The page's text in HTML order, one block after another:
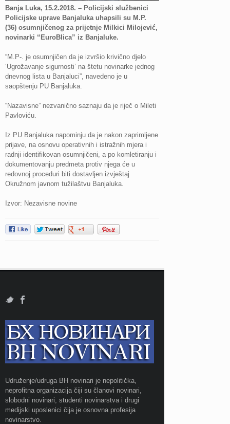
Banja Luka, 15.2.2018. – Policijski službenici
Policijske uprave Banjaluka uhapsili su M.P.
(36) osumnjičenog za prijetnje Milkici Milojević,
novinarki “EuroBlica” iz Banjaluke.
“M.P-. je osumnjičen da je izvršio krivično djelo
‘Ugrožavanje sigurnosti’ na štetu novinarke jednog
dnevnog lista u Banjaluci”, navedeno je u
saopštenju PU Banjaluka.
“Nazavisne” nezvanično saznaju da je riječ o Mileti
Pavloviću.
Iz PU Banjaluka napominju da je nakon zaprimljene
prijave, na osnovu operativnih i istražnih mjera i
radnji identifikovan osumnjičeni, a po komletiranju i
dokumentovanju predmeta protiv njega će u
redovnoj proceduri biti dostavljen izvještaj
Okružnom javnom tužilaštvu Banjaluka.
Izvor: Nezavisne novine
Udruženje/udruga BH novinari je nepolitička,
neprofitna organizacija čiji su članovi novinari,
slobodni novinari, studenti novinarstva i drugi
medijski uposlenici čija je osnovna profesija
novinarstvo.